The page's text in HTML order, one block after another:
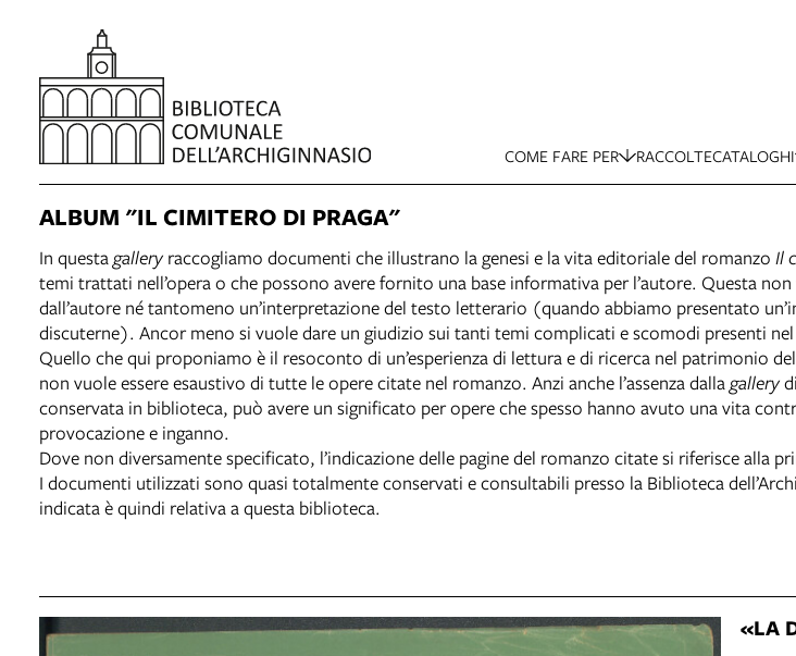
COME FARE PER RACCOLTECATALOGHI
ALBUM "IL CIMITERO DI PRAGA"
In questagallery raccogliamo documenti che illustrano la genesi e la vita editoriale del romanzo Il
temi trattati nell’opera o che possono avere fornito una base informativa per l’autore. Questa
dall’autore né tantomeno un’interpretazione del testo letterario (quando abbiamo presentato
discuterne). Ancor meno si vuole dare un giudizio sui tanti temi complicati e scomodi presenti
Quello che qui proponiamo è il resoconto di un’esperienza di lettura e di ricerca nel patrimonio
non vuole essere esaustivo di tutte le opere citate nel romanzo. Anzi anche l’assenza dallagallery
conservata in biblioteca, può avere un significato per opere che spesso hanno avuto una vita
provocazione e inganno.
Dove non diversamente specificato, l’indicazione delle pagine del romanzo citate si riferisce alla
I documenti utilizzati sono quasi totalmente conservati e consultabili presso la Biblioteca
indicata è quindi relativa a questa biblioteca.
«LA